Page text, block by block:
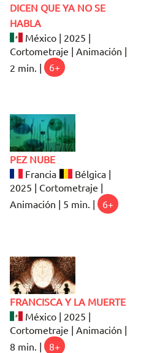
DICEN QUE YA NO SE
HABLA
México | 2025 |
Cortometraje | Animación |
2 min. |
6+
PEZ NUBE
Francia
Bélgica |
2025 | Cortometraje |
Animación | 5 min. |
6+
FRANCISCA Y LA MUERTE
México | 2025 |
Cortometraje | Animación |
8 min. |
8+